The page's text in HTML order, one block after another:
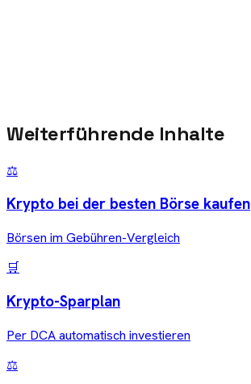
Weiterführende Inhalte
⚖️
Krypto bei der besten Börse kaufen
Börsen im Gebühren-Vergleich
🛒
Krypto-Sparplan
Per DCA automatisch investieren
⚖️